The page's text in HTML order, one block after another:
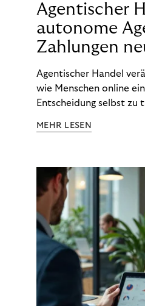
Agentischer
autonome
Zahlungen
und
Agentischer Handel
wie Menschen online
Entscheidung selbst zu
Agenten, die Optionen
MEHR LESEN